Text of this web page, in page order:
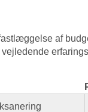
af